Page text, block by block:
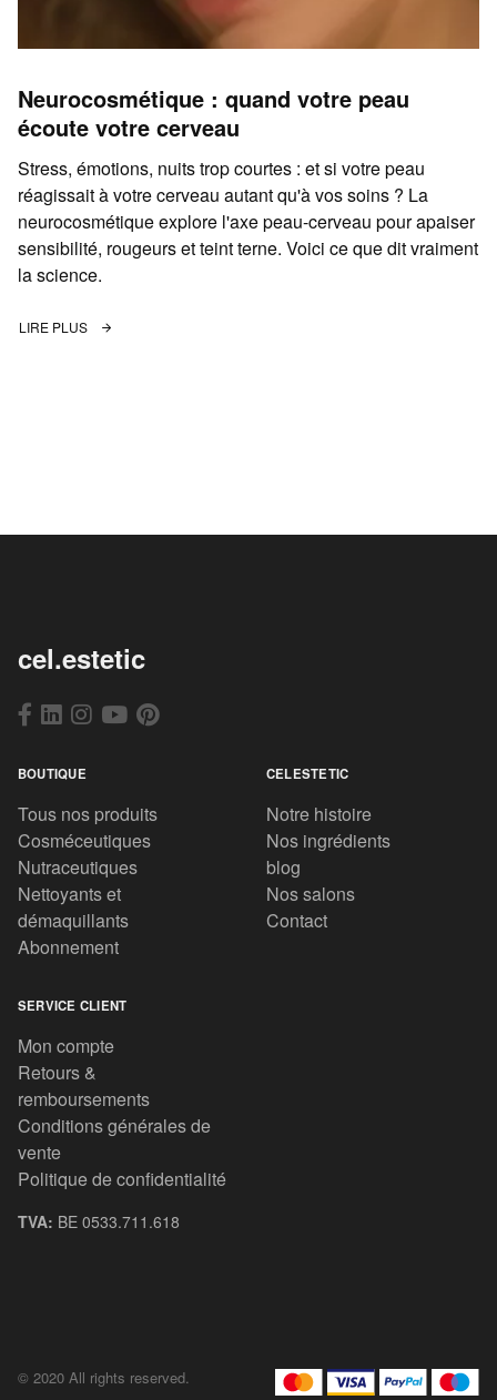
Neurocosmétique : quand votre peau
écoute votre cerveau
Stress, émotions, nuits trop courtes : et si votre peau
réagissait à votre cerveau autant qu'à vos soins ? La
neurocosmétique explore l'axe peau-cerveau pour apaiser
sensibilité, rougeurs et teint terne. Voici ce que dit vraiment
la science.
LIRE PLUS
cel.estetic
BOUTIQUE
Tous nos produits
Cosméceutiques
Nutraceutiques
Nettoyants et
démaquillants
Abonnement
CELESTETIC
Notre histoire
Nos ingrédients
blog
Nos salons
Contact
SERVICE CLIENT
Mon compte
Retours &
remboursements
Conditions générales de
vente
Politique de confidentialité
TVA: BE 0533.711.618
© 2020 All rights reserved.